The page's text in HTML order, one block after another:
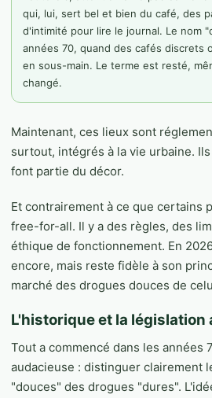
qui, lui, sert bel et bien du café, des
d'intimité pour lire le journal. Le nom
années 70, quand des cafés discrets
en sous-main. Le terme est resté,
changé.
Maintenant, ces lieux sont
surtout, intégrés à la vie urbaine.
font partie du décor.
Et contrairement à ce que certains
free-for-all. Il y a des règles, des
éthique de fonctionnement. En
encore, mais reste fidèle à son
marché des drogues douces de
L'historique et la législation
Tout a commencé dans les années
audacieuse : distinguer clairement
"douces" des drogues "dures".